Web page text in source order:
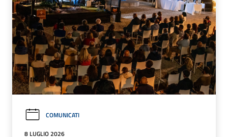
COMUNICATI
8 LUGLIO 2026